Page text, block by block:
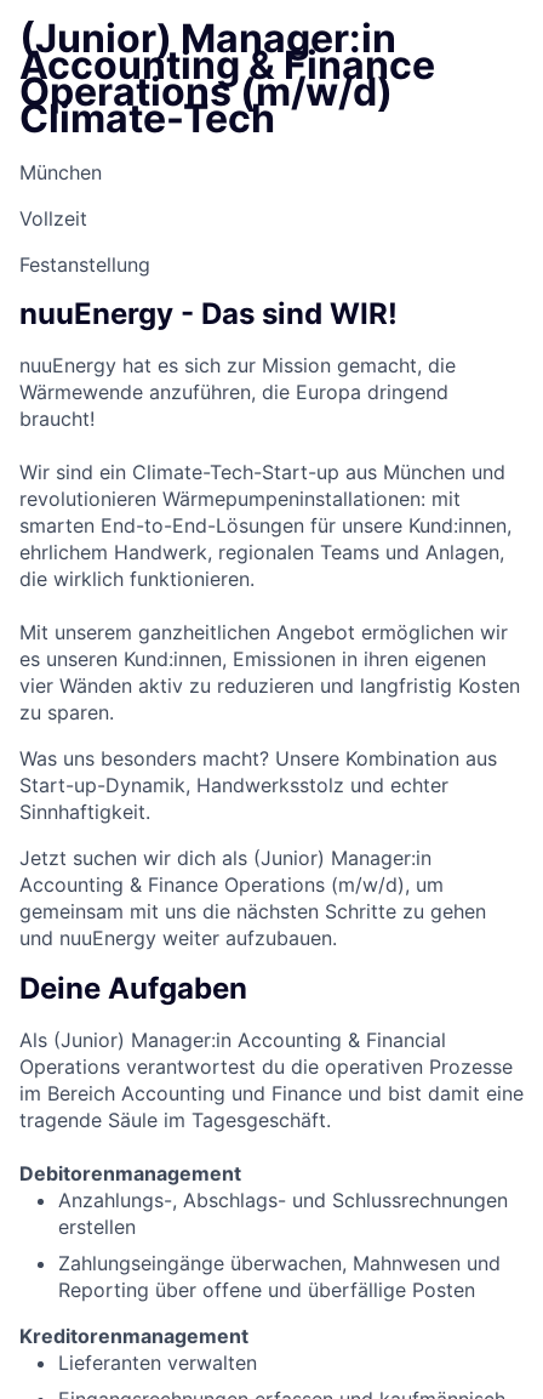
(Junior) Manager:in
Accounting & Finance
Operations (m/w/d)
Climate-Tech
München
Vollzeit
Festanstellung
nuuEnergy - Das sind WIR!
nuuEnergy hat es sich zur Mission gemacht, die
Wärmewende anzuführen, die Europa dringend
braucht!
Wir sind ein Climate-Tech-Start-up aus München und
revolutionieren Wärmepumpeninstallationen: mit
smarten End-to-End-Lösungen für unsere Kund:innen,
ehrlichem Handwerk, regionalen Teams und Anlagen,
die wirklich funktionieren.
Mit unserem ganzheitlichen Angebot ermöglichen wir
es unseren Kund:innen, Emissionen in ihren eigenen
vier Wänden aktiv zu reduzieren und langfristig Kosten
zu sparen.
Was uns besonders macht? Unsere Kombination aus
Start-up-Dynamik, Handwerksstolz und echter
Sinnhaftigkeit.
Jetzt suchen wir dich als (Junior) Manager:in
Accounting & Finance Operations (m/w/d), um
gemeinsam mit uns die nächsten Schritte zu gehen
und nuuEnergy weiter aufzubauen.
Deine Aufgaben
Als (Junior) Manager:in Accounting & Financial
Operations verantwortest du die operativen Prozesse
im Bereich Accounting und Finance und bist damit eine
tragende Säule im Tagesgeschäft.
Debitorenmanagement
Anzahlungs-, Abschlags- und Schlussrechnungen
erstellen
Zahlungseingänge überwachen, Mahnwesen und
Reporting über offene und überfällige Posten
Kreditorenmanagement
Lieferanten verwalten